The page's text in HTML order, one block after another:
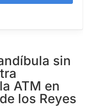
sin
ATM en
los Reyes